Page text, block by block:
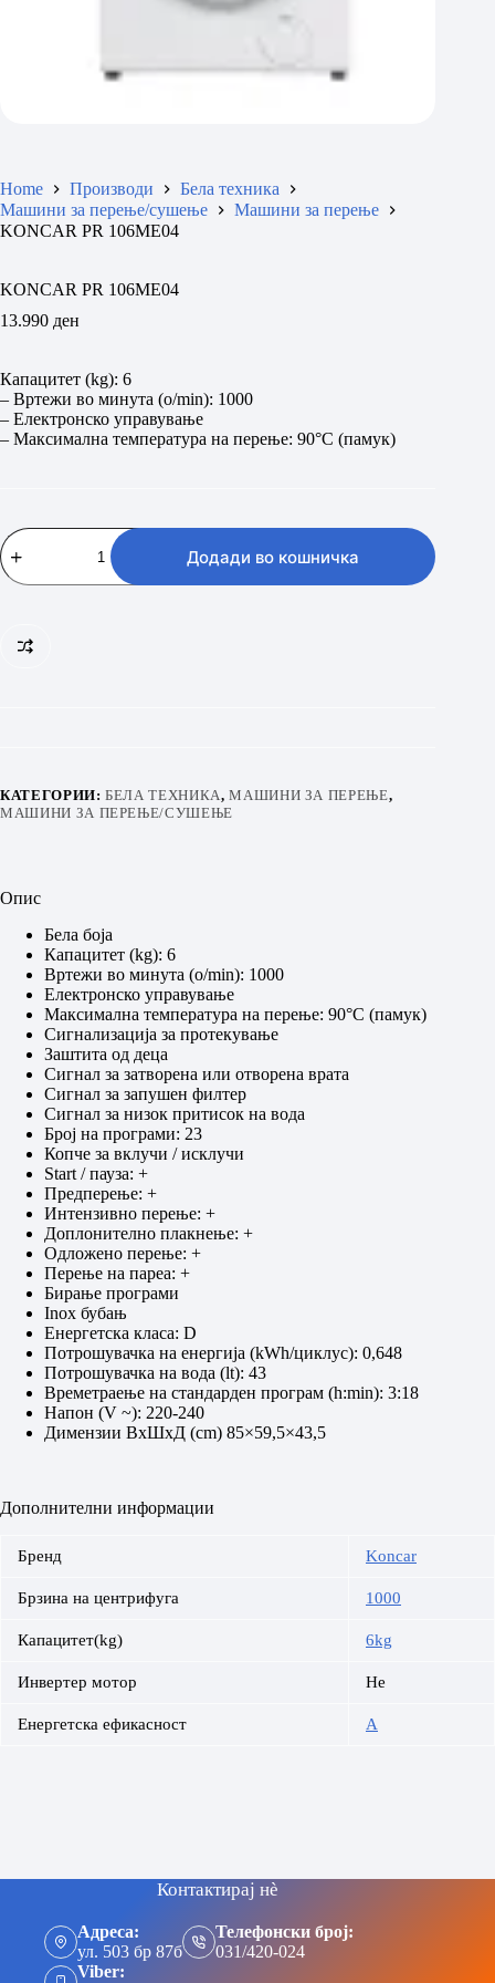
Home Производи
Бела техника
Машини за перење/сушење
Машини за перење
KONCAR PR 106ME04
KONCAR PR 106ME04
13.990 ден
Капацитет (kg): 6
– Вртежи во минута (o/min): 1000
– Електронско управување
– Максимална температура на перење: 90°C (памук)
KONCAR
PR
106ME04
Додади во кошничка
КАТЕГОРИИ:БЕЛА ТЕХНИКА,МАШИНИ ЗА ПЕРЕЊЕ,
МАШИНИ ЗА ПЕРЕЊЕ/СУШЕЊЕ
Опис
Бела боја
Капацитет (kg): 6
Вртежи во минута (o/min): 1000
Електронско управување
Максимална температура на перење: 90°C (памук)
Сигнализација за протекување
Заштита од деца
Сигнал за затворена или отворена врата
Сигнал за запушен филтер
Сигнал за низок притисок на вода
Број на програми: 23
Копче за вклучи / исклучи
Start / пауза: +
Предперење: +
Интензивно перење: +
Доплонително плакнење: +
Одложено перење: +
Перење на пареа: +
Бирање програми
Inox бубањ
Енергетска класа: D
Потрошувачка на енергија (kWh/циклус): 0,648
Потрошувачка на вода (lt): 43
Времетраење на стандарден програм (h:min): 3:18
Напон (V ~): 220-240
Димензии ВхШхД (cm) 85×59,5×43,5
Дополнителни информации
Бренд Koncar
Брзина на центрифуга 1000
Капацитет(kg) 6kg
Инвертер мотор Не
Енергетска ефикасност A
Контактирај нè
Адреса:
ул. 503 бр 87б
Телефонски број:
031/420-024
Viber: